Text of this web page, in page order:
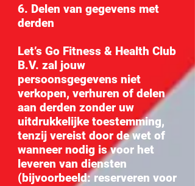
6. Delen van gegevens met
derden
Let’s Go Fitness & Health Club
B.V. zal jouw
persoonsgegevens niet
verkopen, verhuren of delen
aan derden zonder uw
uitdrukkelijke toestemming,
tenzij vereist door de wet of
wanneer nodig is voor het
leveren van diensten
(bijvoorbeeld: reserveren voor